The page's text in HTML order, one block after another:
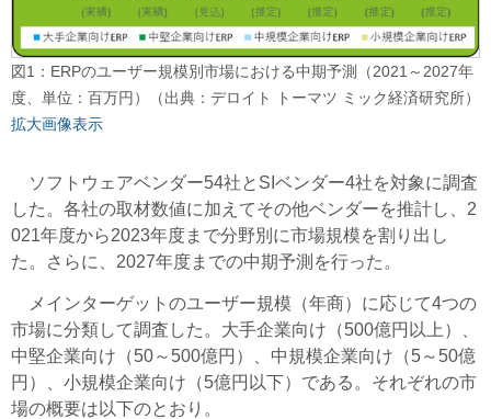
図1：ERPのユーザー規模別市場における中期予測（2021～2027年
度、単位：百万円）（出典：デロイト トーマツ ミック経済研究所）
拡大画像表示
ソフトウェアベンダー54社とSIベンダー4社を対象に調査
した。各社の取材数値に加えてその他ベンダーを推計し、2
021年度から2023年度まで分野別に市場規模を割り出し
た。さらに、2027年度までの中期予測を行った。
メインターゲットのユーザー規模（年商）に応じて4つの
市場に分類して調査した。大手企業向け（500億円以上）、
中堅企業向け（50～500億円）、中規模企業向け（5～50億
円）、小規模企業向け（5億円以下）である。それぞれの市
場の概要は以下のとおり。